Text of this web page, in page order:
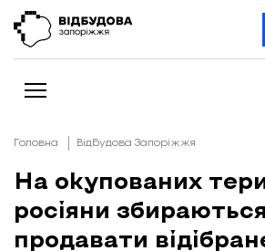
Новини
Відбудова Запоріжжя
Ексклюзив
Головна Відбудова Запоріжжя
На окупованих
росіяни збираються
продавати